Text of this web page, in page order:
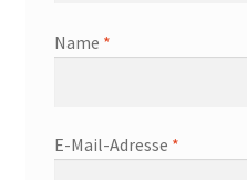
Name *
E-Mail-Adresse *